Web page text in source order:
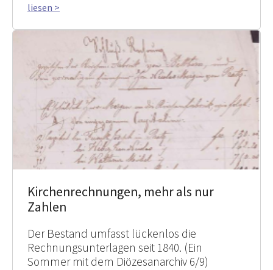
liesen >
Kirchenrechnungen, mehr als nur
Zahlen
Der Bestand umfasst lückenlos die
Rechnungsunterlagen seit 1840. (Ein
Sommer mit dem Diözesanarchiv 6/9)